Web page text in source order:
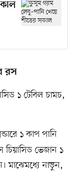
রস
১ টেবিল চামচ,
১ কাপ পানি
চিয়াসিড ভেজান ১
মাঝেমধ্যে নাড়ুন,